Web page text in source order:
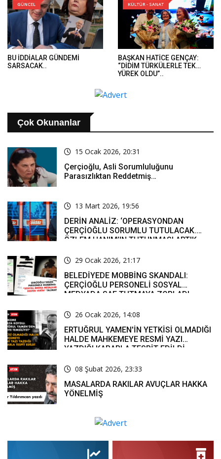
GÜNCEL
BU İDDİALAR GÜNDEMİ
SARSACAK..
KÜLTÜR - SANAT
BAŞKAN HATİCE GENÇAY:
“DİDİM TÜRKÜLERLE TEK
YÜREK OLDU”..
Çok Okunanlar
15 Ocak 2026, 20:31
Çerçioğlu, Asli Sorumluluğunu
Parasızlıktan Reddetmiş…
13 Mart 2026, 19:56
DERİN ANALİZ: ‘OPERASYONDAN
ÇERÇİOĞLU SORUMLU TUTULACAK.
ÖZLEM HANIM’IN TUTUNMASI ARTIK
29 Ocak 2026, 21:17
BELEDİYEDE MOBBİNG SKANDALI:
ÇERÇİOĞLU PERSONELİ SOSYAL
MEDYADA SAF TUTMAYA ZORLADI
26 Ocak 2026, 14:08
ERTUĞRUL YAMEN'İN YETKİSİ OLMADIĞI
HALDE MAHKEMEYE RESMİ YAZI
YAZDIĞI KARARLA TESPİT EDİLDİ
08 Şubat 2026, 23:33
MASALARDA RAKILAR AVUÇLAR HAKKA
YÖNELMİŞ